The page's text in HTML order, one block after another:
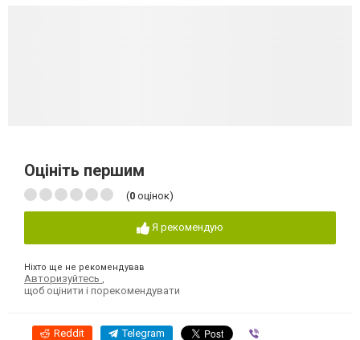
Оцініть першим
(0 оцінок)
Я рекомендую
Ніхто ще не рекомендував
Авторизуйтесь ,
щоб оцінити і порекомендувати
Reddit Telegram